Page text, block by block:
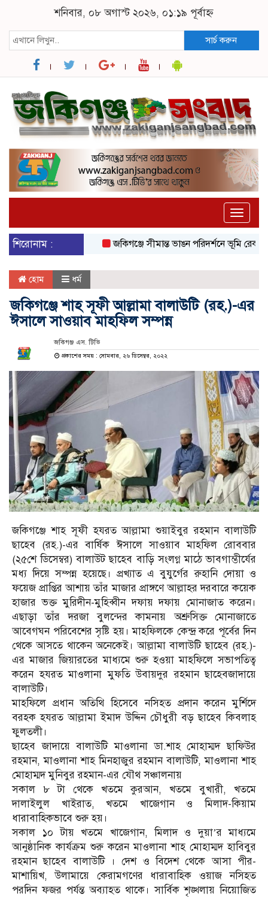
শনিবার, ০৮ অগাস্ট ২০২৬, ০১:১৯ পূর্বাহ্ন
সার্চ করুন
Toggle
শিরোনাম :
জকিগঞ্জে সীমান্ত ভাঙন পরিদর্শনে ভূমি রেকর্ড ও
হোম ধর্ম
জকিগঞ্জে শাহ সূফী আল্লামা বালাউটি (রহ.)-এর
ঈসালে সাওয়াব মাহফিল সম্পন্ন
জকিগঞ্জ এস. টিভি
প্রকাশের সময় : সোমবার, ২৬ ডিসেম্বর, ২০২২
জকিগঞ্জে শাহ সূফী হযরত আল্লামা শুয়াইবুর রহমান বালাউটি
ছাহেব (রহ.)-এর বার্ষিক ঈসালে সাওয়াব মাহফিল রোববার
(২৫শে ডিসেম্বর) বালাউট ছাহেব বাড়ি সংলগ্ন মাঠে ভাবগাম্ভীর্যের
মধ্য দিয়ে সম্পন্ন হয়েছে। প্রখ্যাত এ বুযুর্গের রুহানি দোয়া ও
ফয়েজ প্রাপ্তির আশায় তাঁর মাজার প্রাঙ্গণে আল্লাহর দরবারে কয়েক
হাজার ভক্ত মুরিদীন-মুহিব্বীন দফায় দফায় মোনাজাত করেন।
এছাড়া তাঁর দরজা বুলন্দের কামনায় অশ্রুসিক্ত মোনাজাতে
আবেগঘন পরিবেশের সৃষ্টি হয়। মাহফিলকে কেন্দ্র করে পূর্বের দিন
থেকে আসতে থাকেন অনেকেই। আল্লামা বালাউটি ছাহেব (রহ.)-
এর মাজার জিয়ারতের মাধ্যমে শুরু হওয়া মাহফিলে সভাপতিত্ব
করেন হযরত মাওলানা মুফতি উবায়দুর রহমান ছাহেবজাদায়ে
বালাউটি।
মাহফিলে প্রধান অতিথি হিসেবে নসিহত প্রদান করেন মুর্শিদে
বরহক হযরত আল্লামা ইমাদ উদ্দিন চৌধুরী বড় ছাহেব কিবলাহ
ফুলতলী।
ছাহেব জাদায়ে বালাউটি মাওলানা ডা.শাহ মোহাম্মদ ছাফিউর
রহমান, মাওলানা শাহ মিনহাজুর রহমান বালাউটি, মাওলানা শাহ
মোহাম্মদ মুনিবুর রহমান-এর যৌথ সঞ্চালনায়
সকাল ৮ টা থেকে খতমে কুরআন, খতমে বুখারী, খতমে
দালাইলুল খাইরাত, খতমে খাজেগান ও মিলাদ-কিয়াম
ধারাবাহিকভাবে শুরু হয়।
সকাল ১০ টায় খতমে খাজেগান, মিলাদ ও দুয়া’র মাধ্যমে
আনুষ্ঠানিক কার্যক্রম শুরু করেন মাওলানা শাহ মোহাম্মদ হাবিবুর
রহমান ছাহেব বালাউটি । দেশ ও বিদেশ থেকে আসা পীর-
মাশায়িখ, উলামায়ে কেরামগণের ধারাবাহিক ওয়াজ নসিহত
পরদিন ফজর পর্যন্ত অব্যাহত থাকে। সার্বিক শৃঙ্খলায় নিয়োজিত